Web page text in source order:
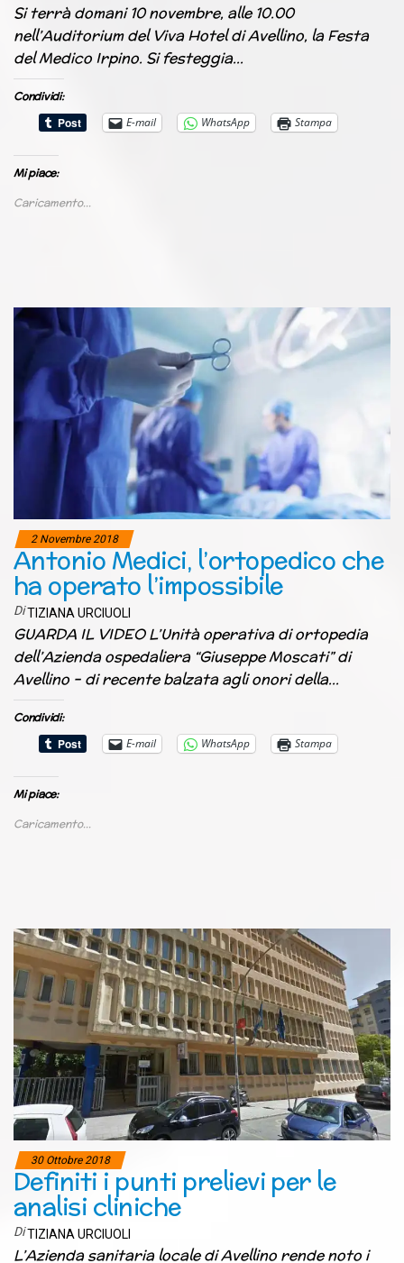
Si terrà domani 10 novembre, alle 10.00
nell’Auditorium del Viva Hotel di Avellino, la Festa
del Medico Irpino. Si festeggia…
Condividi:
E-mail
WhatsApp Stampa
Mi piace:
Caricamento...
2 Novembre 2018
Antonio Medici, l’ortopedico che
ha operato l’impossibile
DiTIZIANA URCIUOLI
GUARDA IL VIDEO L’Unità operativa di ortopedia
dell’Azienda ospedaliera “Giuseppe Moscati” di
Avellino – di recente balzata agli onori della…
Condividi:
E-mail
WhatsApp Stampa
Mi piace:
Caricamento...
30 Ottobre 2018
Definiti i punti prelievi per le
analisi cliniche
DiTIZIANA URCIUOLI
L’Azienda sanitaria locale di Avellino rende noto i